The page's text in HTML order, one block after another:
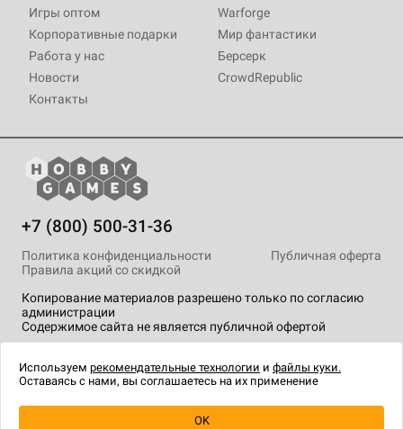
Игры оптом
Корпоративные подарки
Работа у нас
Новости
Контакты
Warforge
Мир фантастики
Берсерк
CrowdRepublic
+7 (800) 500-31-36
Копирование материалов разрешено только по согласию
администрации
Содержимое сайта не является публичной офертой
Политика конфиденциальности
Публичная оферта
Правила акций со скидкой
технологии.
Используем рекомендательные технологии и файлы куки.
Оставаясь с нами, вы соглашаетесь на их применение
OK